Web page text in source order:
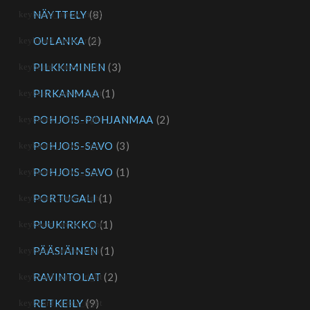
NÄYTTELY (8)
OULANKA (2)
PILKKIMINEN (3)
PIRKANMAA (1)
POHJOIS-POHJANMAA (2)
POHJOIS-SAVO (3)
POHJOIS-SAVO (1)
PORTUGALI (1)
PUUKIRKKO (1)
PÄÄSIÄINEN (1)
RAVINTOLAT (2)
RETKEILY (9)